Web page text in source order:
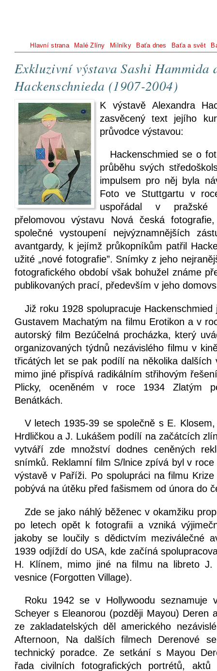
Hlavní strana Malé Zlíny Milníky Baťa dnes Baťa a svět
Exkluzivní výstava Sashi Hammida
Hackenschnieda (1907-2004)
K výstavě Alexandra
zasvěcený text jejího
průvodce výstavou:
Hackenschmied se o
průběhu svých
impulsem pro něj byla
Foto ve Stuttgartu v
uspořádal v pražské
přelomovou výstavu Nová česká
společné vystoupení nejvýznamnějších
avantgardy, k jejímž průkopníkům patřil
užité „nové fotografie”. Snímky z jeho
fotografického období však bohužel známe
publikovaných prací, především v jeho
Již roku 1928 spolupracuje
Gustavem Machatým na filmu Erotikon a v
autorský film Bezúčelná procházka, který
organizovaných týdnů nezávislého filmu v
třicátých let se pak podílí na několika dalších
mimo jiné přispívá radikálním střihovým
Plicky, oceněném v roce 1934 Zlatým
Benátkách.
V letech 1935-39 se společně s E.
Hrdličkou a J. Lukášem podílí na začátcích
vytváří zde množství dodnes ceněných
snímků. Reklamní film S/lnice zpívá byl v
výstavě v Paříži. Po spolupráci na filmu
pobývá na útěku před fašismem od února do
Zde se jako náhlý běženec v okamžiku
po letech opět k fotografii a vzniká
jakoby se loučily s dědictvím meziválečné
1939 odjíždí do USA, kde začíná
H. Klínem, mimo jiné na filmu na libreto J.
vesnice (Forgotten Village).
Roku 1942 se v Hollywoodu seznamuje
Scheyer s Eleanorou (později Mayou) Deren
ze zakladatelských děl amerického
Afternoon, Na dalších filmech Derenové
technický poradce. Ze setkání s Mayou
řada civilních fotografických portrétů, aktů